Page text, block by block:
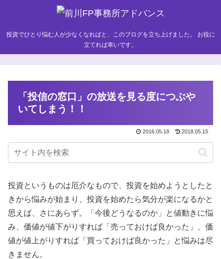
投資でひとり悩む人が少なくなればと、このブログを立ち上げました。 お役に
立てれば幸いです。
「投信の窓口」の放送を見る度につぶや
いてしまう！！
2016.05.18 2018.05.15
投資というものは厄介なもので、投資を始めようとしたと
きから悩みが始まり、投資を始めたら気分が楽になるかと
思えば、さにあらず。「今後どうなるのか」と値動きに悩
み、価値が値下がりすれば「売っておけば良かった」、価
値が値上がりすれば「買っておけば良かった」と悩みは尽
きません。